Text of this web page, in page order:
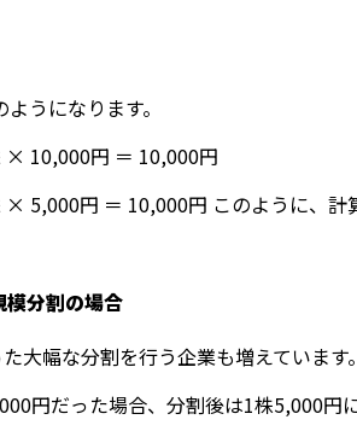
うになります。
× 10,000円 ＝ 10,000円
5,000円 ＝ 10,000円 このように、
分割の場合
大幅な分割を行う企業も増えています
円だった場合、分割後は1株5,000円